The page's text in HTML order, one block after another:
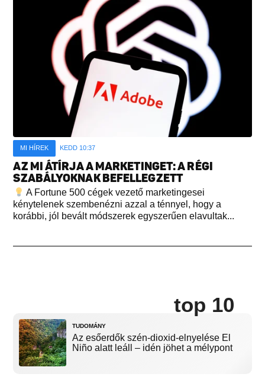
MI HÍREK KEDD 10:37
AZ MI ÁTÍRJA A MARKETINGET: A RÉGI
SZABÁLYOKNAK BEFELLEGZETT
A Fortune 500 cégek vezető marketingesei
kénytelenek szembenézni azzal a ténnyel, hogy a
korábbi, jól bevált módszerek egyszerűen elavultak...
top 10
TUDOMÁNY
Az esőerdők szén-dioxid-elnyelése El
Niño alatt leáll – idén jöhet a mélypont